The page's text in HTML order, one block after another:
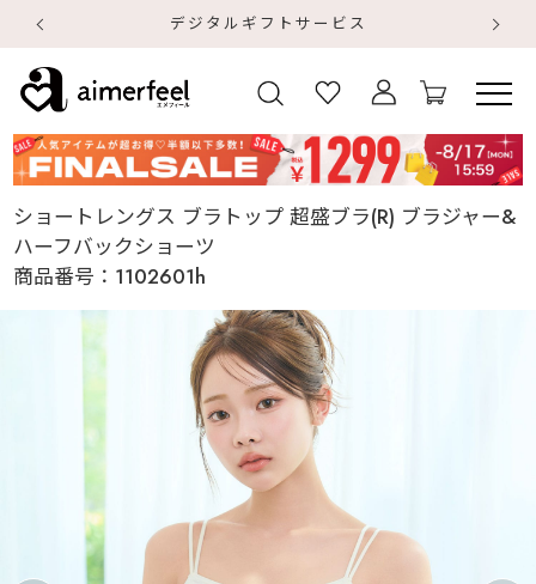
デジタルギフトサービス
ショートレングス ブラトップ 超盛ブラ(R) ブラジャー&
ハーフバックショーツ
商品番号： 1102601h